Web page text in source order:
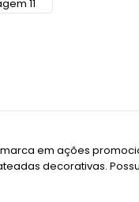
em ações
decorativas.